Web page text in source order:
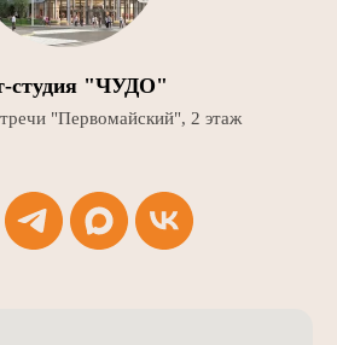
студия "ЧУДО"
"Первомайский", 2 этаж